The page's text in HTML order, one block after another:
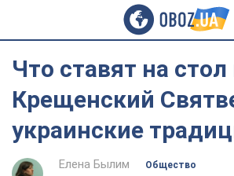
Что ставят на стол
Крещенский
украинские
Елена Былим
Общество